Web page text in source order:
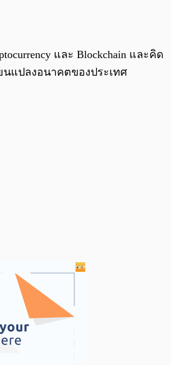
และ Blockchain และคิด
นแปลงอนาคตของประเทศ